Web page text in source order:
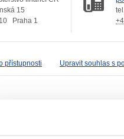
15
Praha 1
přístupnosti Upravit souhlas s